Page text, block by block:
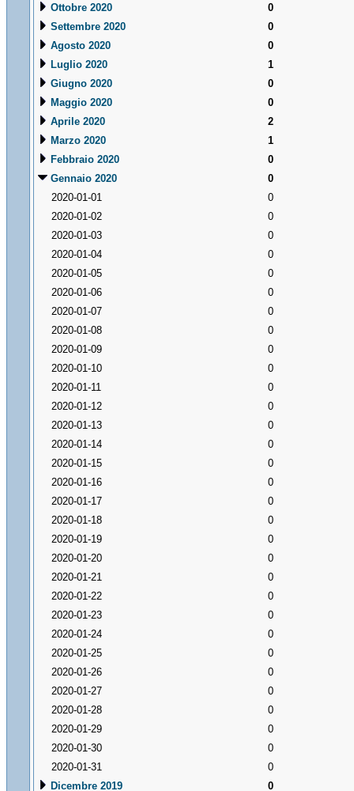
Ottobre 2020
0
Settembre 2020
0
Agosto 2020
0
Luglio 2020
1
Giugno 2020
0
Maggio 2020
0
Aprile 2020
2
Marzo 2020
1
Febbraio 2020
0
Gennaio 2020
0
2020-01-01
0
2020-01-02
0
2020-01-03
0
2020-01-04
0
2020-01-05
0
2020-01-06
0
2020-01-07
0
2020-01-08
0
2020-01-09
0
2020-01-10
0
2020-01-11
0
2020-01-12
0
2020-01-13
0
2020-01-14
0
2020-01-15
0
2020-01-16
0
2020-01-17
0
2020-01-18
0
2020-01-19
0
2020-01-20
0
2020-01-21
0
2020-01-22
0
2020-01-23
0
2020-01-24
0
2020-01-25
0
2020-01-26
0
2020-01-27
0
2020-01-28
0
2020-01-29
0
2020-01-30
0
2020-01-31
0
Dicembre 2019
0